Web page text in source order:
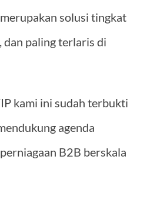
solusi tingkat
dan paling terlaris di
kami ini sudah terbukti
agenda
B2B berskala